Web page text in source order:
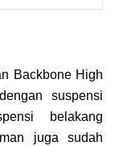
Backbone High
suspensi
belakang
juga sudah